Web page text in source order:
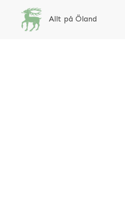
Allt på Öland